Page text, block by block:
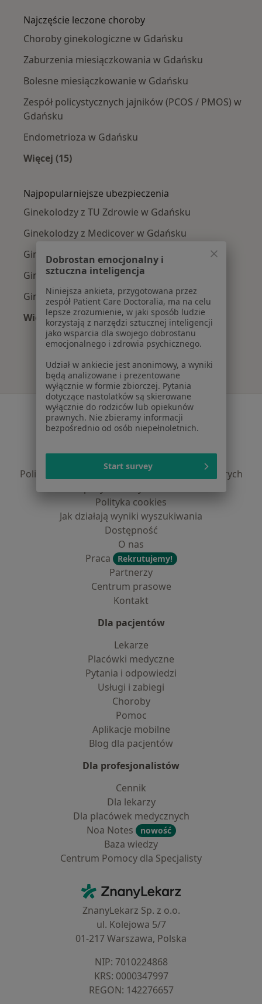
Najczęście leczone choroby
Choroby ginekologiczne w Gdańsku
Zaburzenia miesiączkowania w Gdańsku
Bolesne miesiączkowanie w Gdańsku
Zespół policystycznych jajników (PCOS / PMOS) w
Gdańsku
Endometrioza w Gdańsku
Więcej (15)
Najpopularniejsze ubezpieczenia
Ginekolodzy z TU Zdrowie w Gdańsku
Ginekolodzy z Medicover w Gdańsku
Ginekolodzy z Allianz w Gdańsku
Ginekolodzy z POLMED w Gdańsku
Ginekolodzy z NFZ w Gdańsku
Więcej (5)
Więcej w kategorii: Najpopularniejsze
Serwis
Regulamin
Polityka prywatności profesjonalistów
Polityka prywatności dla profesjonalistów, których
Polityka cookies
Jak działają wyniki wyszukiwania
Dostępność
O nas
Praca
Rekrutujemy!
Partnerzy
Centrum prasowe
Kontakt
Dla pacjentów
Lekarze
Placówki medyczne
Pytania i odpowiedzi
Usługi i zabiegi
Choroby
Pomoc
Aplikacje mobilne
Blog dla pacjentów
Dla profesjonalistów
Cennik
Dla lekarzy
Dla placówek medycznych
Noa Notes
nowość
Baza wiedzy
Centrum Pomocy dla Specjalisty
ZnanyLekarz - Strona główna
ZnanyLekarz Sp. z o.o.
ul. Kolejowa 5/7
01-217 Warszawa, Polska
NIP: ⁠7010224868
KRS: ⁠0000347997
REGON: ⁠142276657
Dobrostan emocjonalny i
sztuczna inteligencja
Niniejsza ankieta, przygotowana przez
zespół Patient Care Doctoralia, ma na celu
lepsze zrozumienie, w jaki sposób ludzie
korzystają z narzędzi sztucznej inteligencji
jako wsparcia dla swojego dobrostanu
emocjonalnego i zdrowia psychicznego.
Udział w ankiecie jest anonimowy, a wyniki
będą analizowane i prezentowane
wyłącznie w formie zbiorczej. Pytania
dotyczące nastolatków są skierowane
wyłącznie do rodziców lub opiekunów
prawnych. Nie zbieramy informacji
bezpośrednio od osób niepełnoletnich.
Start survey